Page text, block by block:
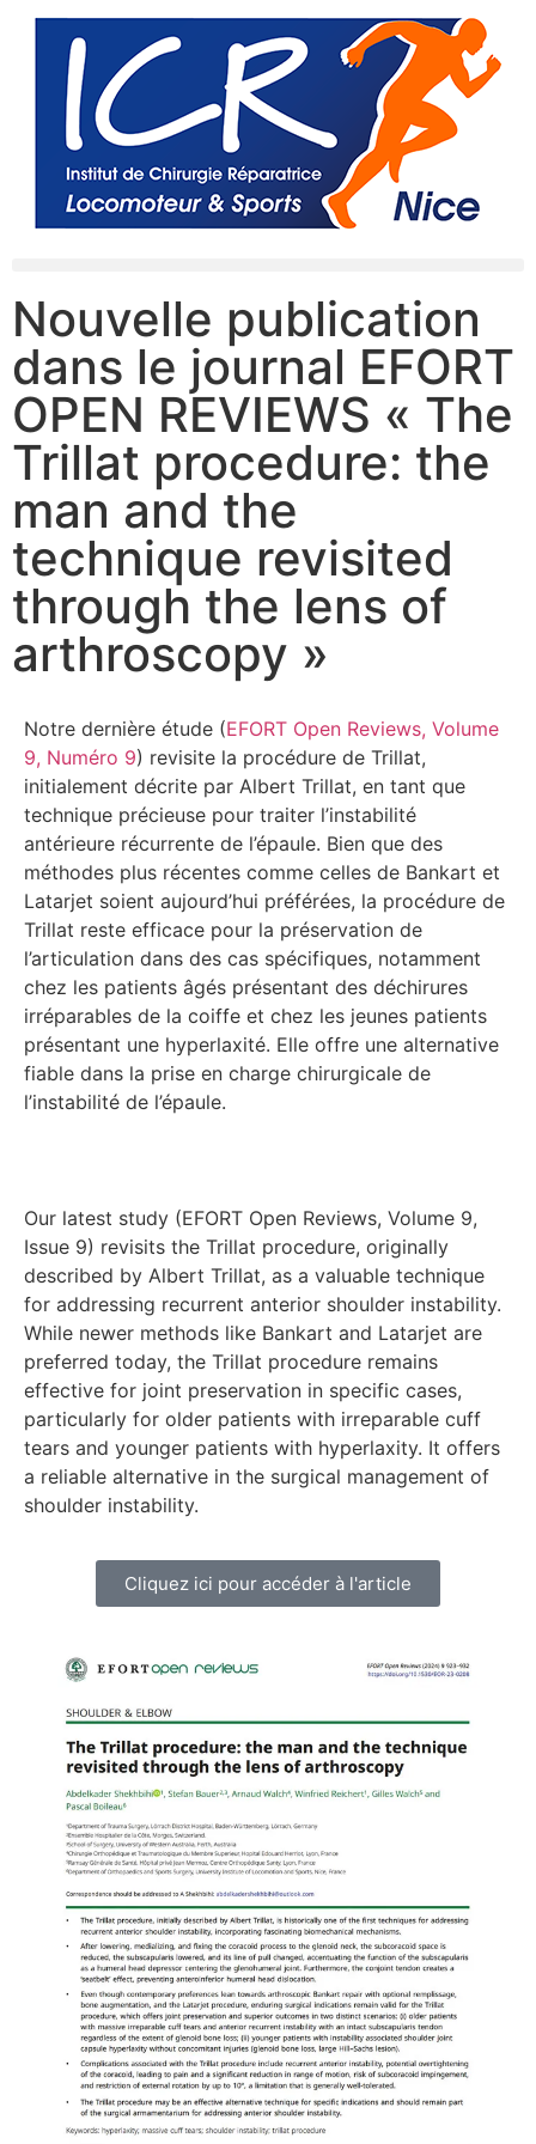
Nouvelle publication
dans le journal EFORT
OPEN REVIEWS « The
Trillat procedure: the
man and the
technique revisited
through the lens of
arthroscopy »
Notre dernière étude (EFORT Open Reviews, Volume
9, Numéro 9) revisite la procédure de Trillat,
initialement décrite par Albert Trillat, en tant que
technique précieuse pour traiter l’instabilité
antérieure récurrente de l’épaule. Bien que des
méthodes plus récentes comme celles de Bankart et
Latarjet soient aujourd’hui préférées, la procédure de
Trillat reste efficace pour la préservation de
l’articulation dans des cas spécifiques, notamment
chez les patients âgés présentant des déchirures
irréparables de la coiffe et chez les jeunes patients
présentant une hyperlaxité. Elle offre une alternative
fiable dans la prise en charge chirurgicale de
l’instabilité de l’épaule.
Our latest study (EFORT Open Reviews, Volume 9,
Issue 9) revisits the Trillat procedure, originally
described by Albert Trillat, as a valuable technique
for addressing recurrent anterior shoulder instability.
While newer methods like Bankart and Latarjet are
preferred today, the Trillat procedure remains
effective for joint preservation in specific cases,
particularly for older patients with irreparable cuff
tears and younger patients with hyperlaxity. It offers
a reliable alternative in the surgical management of
shoulder instability.
Cliquez ici pour accéder à l'article